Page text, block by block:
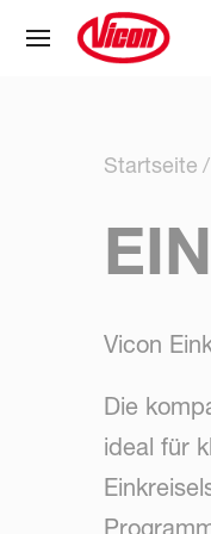
Startseite
Vicon
Die
ideal für
Cookie-Einstellungen